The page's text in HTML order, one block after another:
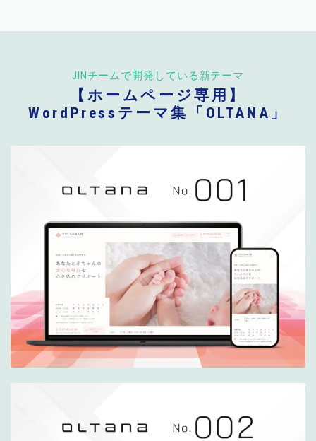
JINチームで開発している新テーマ
【ホームページ専用】
WordPressテーマ集「OLTANA」